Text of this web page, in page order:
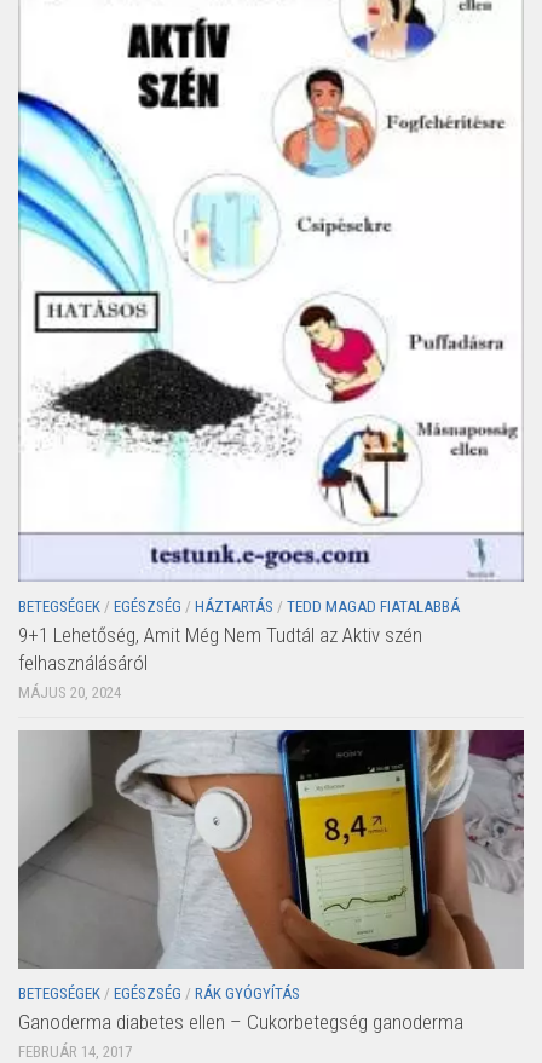
BETEGSÉGEK / EGÉSZSÉG / HÁZTARTÁS / TEDD MAGAD FIATALABBÁ
9+1 Lehetőség, Amit Még Nem Tudtál az Aktiv szén
felhasználásáról
MÁJUS 20, 2024
BETEGSÉGEK / EGÉSZSÉG / RÁK GYÓGYÍTÁS
Ganoderma diabetes ellen – Cukorbetegség ganoderma
FEBRUÁR 14, 2017